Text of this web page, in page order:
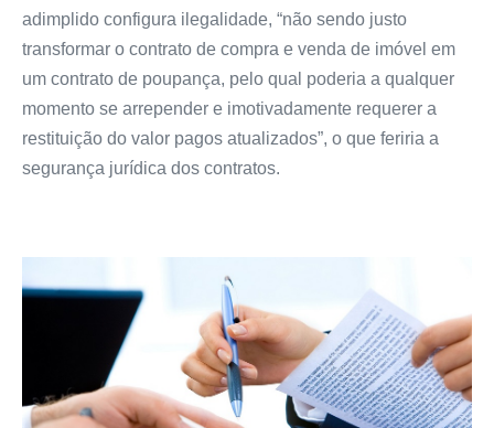
adimplido configura ilegalidade, “não sendo justo
transformar o contrato de compra e venda de imóvel em
um contrato de poupança, pelo qual poderia a qualquer
momento se arrepender e imotivadamente requerer a
restituição do valor pagos atualizados”, o que feriria a
segurança jurídica dos contratos.